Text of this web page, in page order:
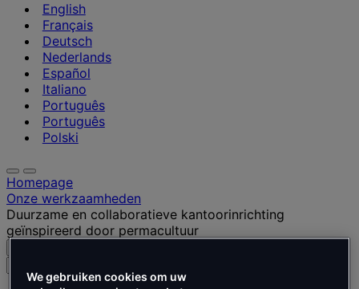
English
Français
Deutsch
Nederlands
Español
Italiano
Português
Português
Polski
Homepage
Onze werkzaamheden
Duurzame en collaboratieve kantoorinrichting
geïnspireerd door permacultuur
naarWe gebruiken cookies om uw